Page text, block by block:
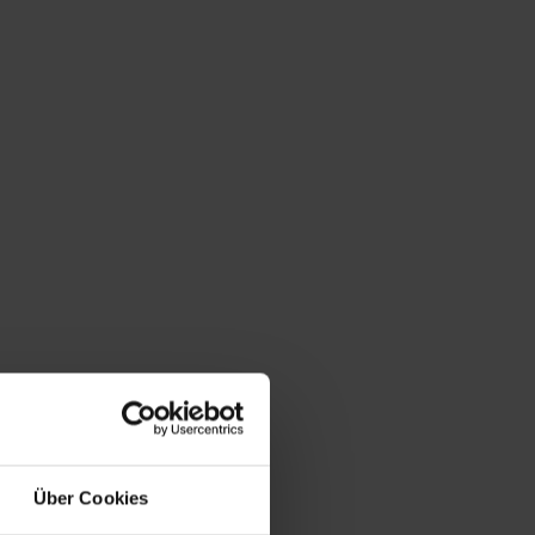
Über Cookies